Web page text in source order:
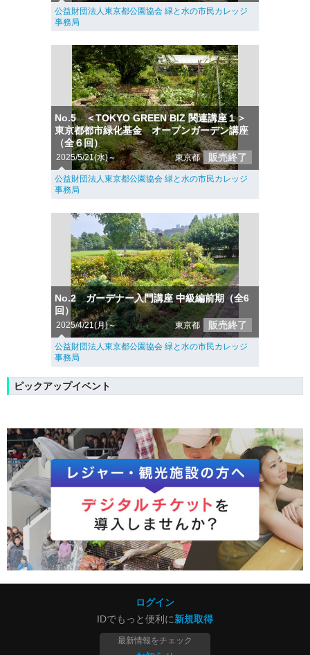
公益財団法人東京都公園協会 緑と水の市民カレッジ
事務局
No.5 ＜TOKYO GREEN BIZ 関連講座１＞
東京都都市緑化基金 オープンガーデン講座
（全６回）
2025/5/21(水)～ 東京都 販売終了
公益財団法人東京都公園協会 緑と水の市民カレッジ
事務局
No.2 ガーデナー入門講座 中級編前期（全6
回）
2025/4/21(月)～ 東京都 販売終了
公益財団法人東京都公園協会 緑と水の市民カレッジ
事務局
ピックアップイベント
ログイン
IDでもっと便利に新規取得
最新情報をチェック